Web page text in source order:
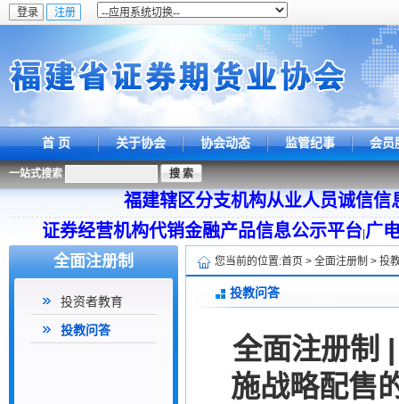
首 页 关于协会 协会动态 监管纪事 会员
一站式搜索
福建辖区分支机构从业人员诚信信
证券经营机构代销金融产品信息公示平台广
全面注册制
投资者教育
投教问答
您当前的位置:首页 > 全面注册制 > 投
投教问答
全面注册制
施战略配售